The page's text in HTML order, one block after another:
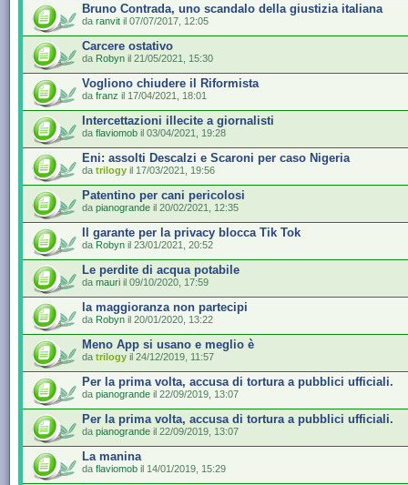
Bruno Contrada, uno scandalo della giustizia italiana
da ranvit il 07/07/2017, 12:05
Carcere ostativo
da Robyn il 21/05/2021, 15:30
Vogliono chiudere il Riformista
da franz il 17/04/2021, 18:01
Intercettazioni illecite a giornalisti
da flaviomob il 03/04/2021, 19:28
Eni: assolti Descalzi e Scaroni per caso Nigeria
da trilogy il 17/03/2021, 19:56
Patentino per cani pericolosi
da pianogrande il 20/02/2021, 12:35
Il garante per la privacy blocca Tik Tok
da Robyn il 23/01/2021, 20:52
Le perdite di acqua potabile
da mauri il 09/10/2020, 17:59
la maggioranza non partecipi
da Robyn il 20/01/2020, 13:22
Meno App si usano e meglio è
da trilogy il 24/12/2019, 11:57
Per la prima volta, accusa di tortura a pubblici ufficiali.
da pianogrande il 22/09/2019, 13:07
Per la prima volta, accusa di tortura a pubblici ufficiali.
da pianogrande il 22/09/2019, 13:07
La manina
da flaviomob il 14/01/2019, 15:29